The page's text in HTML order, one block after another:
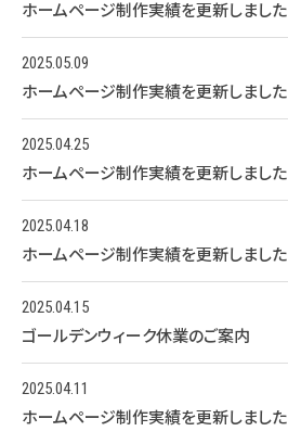
ホームページ制作実績を更新しました
2025.05.09
ホームページ制作実績を更新しました
2025.04.25
ホームページ制作実績を更新しました
2025.04.18
ホームページ制作実績を更新しました
2025.04.15
ゴールデンウィーク休業のご案内
2025.04.11
ホームページ制作実績を更新しました